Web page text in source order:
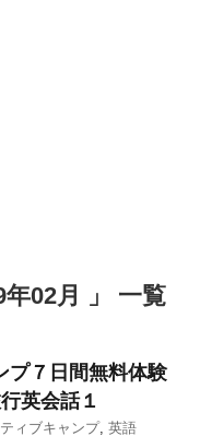
年02月 」 一覧
プ７日間無料体験
英会話１
ィブキャンプ, 英語